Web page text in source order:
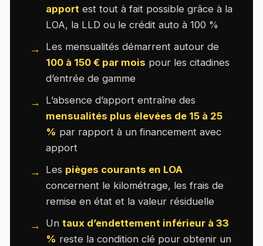
apport est tout à fait possible grâce à la
LOA, la LLD ou le crédit auto à 100 %
Les mensualités démarrent autour de
100 à 150 € par mois pour les citadines
d’entrée de gamme
L’absence d’apport entraîne des
mensualités plus élevées de 15 à 25
% par rapport à un financement avec
apport
Les pièges courants en LOA
concernent le kilométrage, les frais de
remise en état et la valeur résiduelle
Untaux d’endettement inférieur à 33
% reste la condition clé pour obtenir un